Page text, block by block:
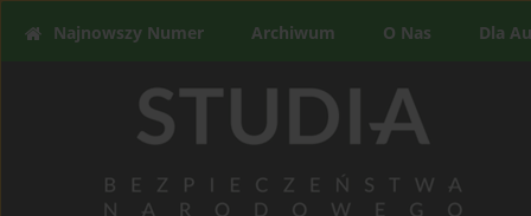
Najnowszy Numer Archiwum O Nas Dla